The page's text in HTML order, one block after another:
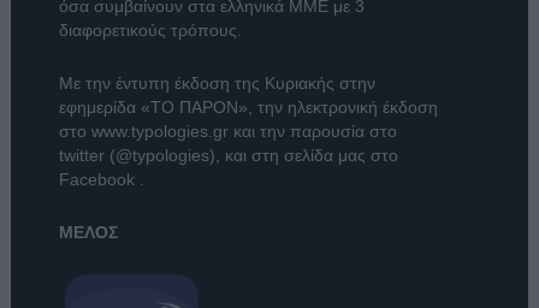
όσα συμβαίνουν στα ελληνικά ΜΜΕ με 3
διαφορετικούς τρόπους.
Με την έντυπη έκδοση της Κυριακής στην
εφημερίδα «ΤΟ ΠΑΡΟΝ», την ηλεκτρονική έκδοση
στο www.typologies.grκαι την παρουσία στο
twitter (@typologies), και στη σελίδα μας στο
Facebook .
ΜΕΛΟΣ